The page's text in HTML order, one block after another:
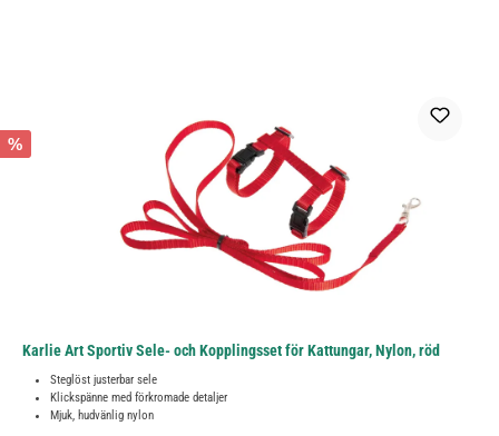
%
Karlie Art Sportiv Sele- och Kopplingsset för Kattungar, Nylon, röd
Steglöst justerbar sele
Klickspänne med förkromade detaljer
Mjuk, hudvänlig nylon